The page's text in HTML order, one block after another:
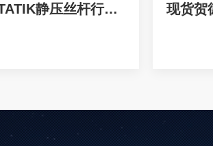
HYPROSTATIK静压丝杆行程540mm负载9000N